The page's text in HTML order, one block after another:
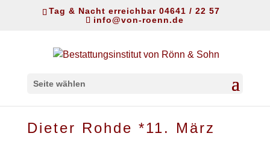
Tag & Nacht erreichbar 04641 / 22 57
info@von-roenn.de
Seite wählen
Dieter Rohde *11. März